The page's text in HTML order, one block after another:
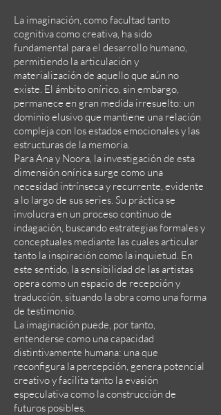
La imaginación, como facultad tanto
cognitiva como creativa, ha sido
fundamental para el desarrollo humano,
permitiendo la articulación y
materialización de aquello que aún no
existe. El ámbito onírico, sin embargo,
permanece en gran medida irresuelto: un
dominio elusivo que mantiene una relación
compleja con los estados emocionales y las
estructuras de la memoria.
Para Ana y Noora, la investigación de esta
dimensión onírica surge como una
necesidad intrínseca y recurrente, evidente
a lo largo de sus series. Su práctica se
involucra en un proceso continuo de
indagación, buscando estrategias formales y
conceptuales mediante las cuales articular
tanto la inspiración como la inquietud. En
este sentido, la sensibilidad de las artistas
opera como un espacio de recepción y
traducción, situando la obra como una forma
de testimonio.
La imaginación puede, por tanto,
entenderse como una capacidad
distintivamente humana: una que
reconfigura la percepción, genera potencial
creativo y facilita tanto la evasión
especulativa como la construcción de
futuros posibles.